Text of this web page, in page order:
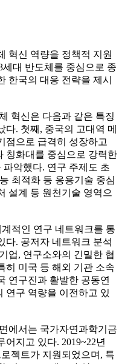
혁신 역량을 정책적 지원
대 반도체를 중심으로 종
한국의 대응 전략을 제시
혁신은 다음과 같은 특징
다. 첫째, 중국의 고대역 메
점으로 급격히 성장하고
칭화대를 중심으로 강력한
악했다. 연구 주제도 초
최적화 등 응용기술 중심
설계 등 원천기술 영역으
적인 연구 네트워크를 통
다. 공저자 네트워크 분석
업, 연구소와의 긴밀한 협
히 미국 등 해외 기관 소속
연구진과 활발한 공동연
연구 역량을 이전하고 있
에서는 국가자연과학기금
지고 있다. 2019~22년
젝트가 지원되었으며, 특